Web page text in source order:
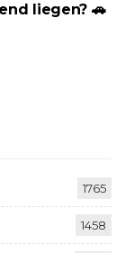
liegen? 🚗
1765
1458